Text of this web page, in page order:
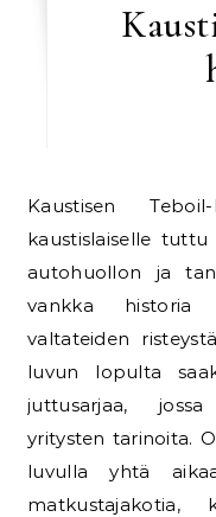
Kaustisen Teboil-huoltoasema on monelle
kaustislaiselle
autohuollon ja
vankka historia
valtateiden
luvun lopulta
juttusarjaa,
yritysten tarinoita.
luvulla yhtä
matkustajakotia,